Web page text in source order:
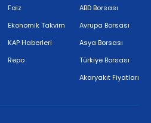
Faiz
Ekonomik Takvim
KAP Haberleri
Repo
ABD Borsası
Avrupa Borsası
Asya Borsası
Türkiye Borsası
Akaryakıt Fiyatları